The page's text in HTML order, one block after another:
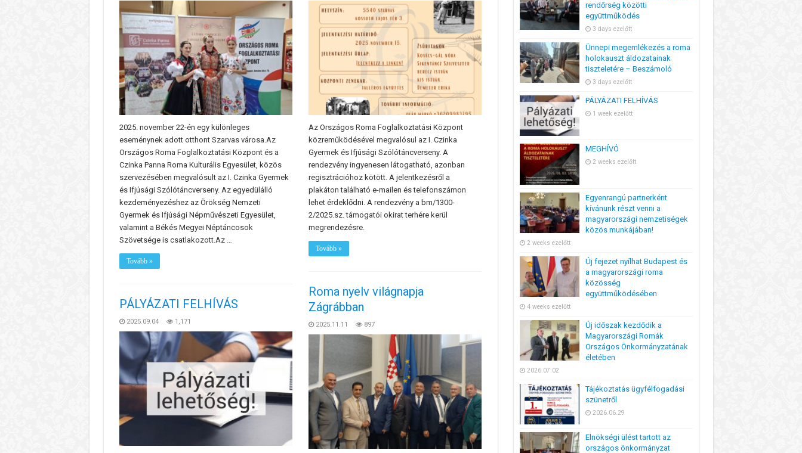
2025. november 22-én egy különleges
eseménynek adott otthont Szarvas városa.Az
Országos Roma Foglalkoztatási Központ és a
Czinka Panna Roma Kulturális Egyesület, közös
szervezésében megvalósult az I. Czinka Gyermek
és Ifjúsági Szólótáncverseny. Az egyedülálló
kezdeményezéshez az Örökség Nemzeti
Gyermek és Ifjúsági Népművészeti Egyesület,
valamint a Békés Megyei Néptáncosok
Szövetsége is csatlakozott.Az …
Tovább »
Az Országos Roma Foglalkoztatási Központ
közreműködésével megvalósul az I. Czinka
Gyermek és Ifjúsági Szólótáncverseny. A
rendezvény ingyenesen látogatható, azonban
regisztrációhoz kötött. A jelentkezésről a
plakáton található e-mailen és telefonszámon
lehet érdeklődni. A rendezvény a bm/1300-
2/2025.sz. támogatói okirat terhére kerül
megrendezésre.
Tovább »
Roma nyelv világnapja
Zágrábban
2025.11.11 897
PÁLYÁZATI FELHÍVÁS
2025.09.04 1,171
rendőrség közötti
együttműködés
3 days ezelőtt
Ünnepi megemlékezés a roma
holokauszt áldozatainak
tiszteletére – Beszámoló
3 days ezelőtt
PÁLYÁZATI FELHÍVÁS
1 week ezelőtt
MEGHÍVÓ
2 weeks ezelőtt
Egyenrangú partnerként
kívánunk részt venni a
magyarországi nemzetiségek
közös munkájában!
2 weeks ezelőtt
Új fejezet nyílhat Budapest és
a magyarországi roma
közösség
együttműködésében
4 weeks ezelőtt
Új időszak kezdődik a
Magyarországi Romák
Országos Önkormányzatának
életében
2026.07.02
Tájékoztatás ügyfélfogadási
szünetről
2026.06.29
Elnökségi ülést tartott az
országos önkormányzat